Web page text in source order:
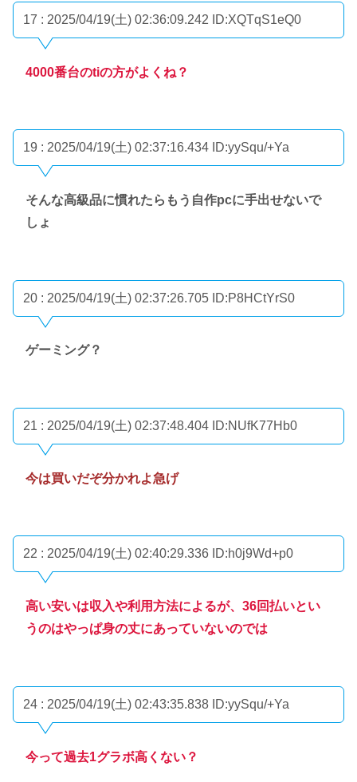
17 : 2025/04/19(土) 02:36:09.242 ID:XQTqS1eQ0
4000番台のtiの方がよくね？
19 : 2025/04/19(土) 02:37:16.434 ID:yySqu/+Ya
そんな高級品に慣れたらもう自作pcに手出せないで
しょ
20 : 2025/04/19(土) 02:37:26.705 ID:P8HCtYrS0
ゲーミング？
21 : 2025/04/19(土) 02:37:48.404 ID:NUfK77Hb0
今は買いだぞ分かれよ急げ
22 : 2025/04/19(土) 02:40:29.336 ID:h0j9Wd+p0
高い安いは収入や利用方法によるが、36回払いとい
うのはやっぱ身の丈にあっていないのでは
24 : 2025/04/19(土) 02:43:35.838 ID:yySqu/+Ya
今って過去1グラボ高くない？